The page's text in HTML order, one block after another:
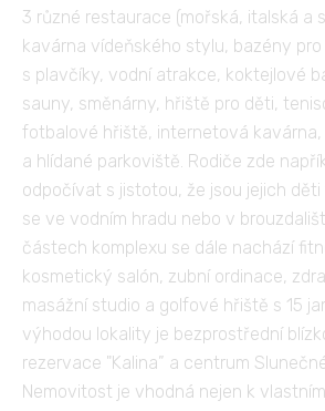
3 různé restaurace (mořská, italská a
kavárna vídeňského stylu, bazény
s plavčíky, vodní atrakce, koktejlové
sauny, směnárny, hřiště pro děti,
fotbalové hřiště, internetová
a hlídané parkoviště. Rodiče zde
odpočívat s jistotou, že jsou jejich
se ve vodním hradu nebo v
částech komplexu se dále nachází
kosmetický salón, zubní ordinace,
masážní studio a golfové hřiště s 15
výhodou lokality je bezprostřední
rezervace "Kalina” a centrum
Nemovitost je vhodná nejen k